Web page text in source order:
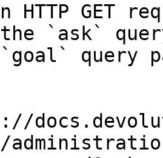
HTTP GET
`ask`
query